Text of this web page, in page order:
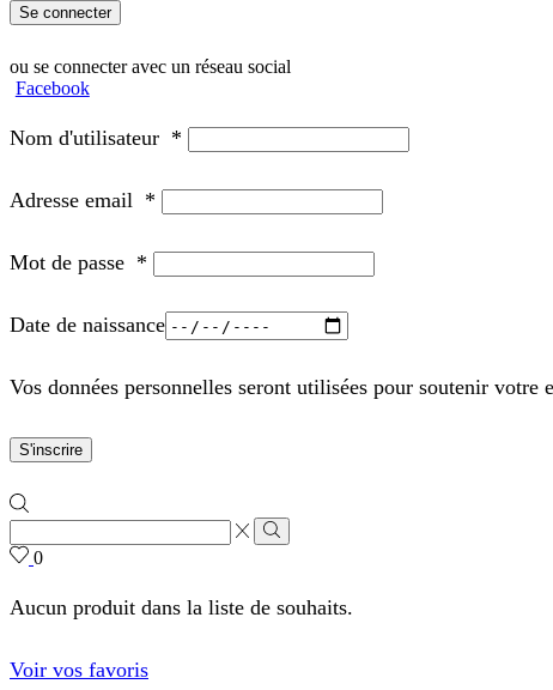
Se connecter
ou se connecter avec un réseau social
Facebook
Nom d'utilisateur *
Adresse email *
Mot de passe *
Date de naissance
Vos données personnelles seront utilisées pour soutenir votre
S'inscrire
Zone
de
saisie
recherche
Rechercher
0
Aucun produit dans la liste de souhaits.
Voir vos favoris